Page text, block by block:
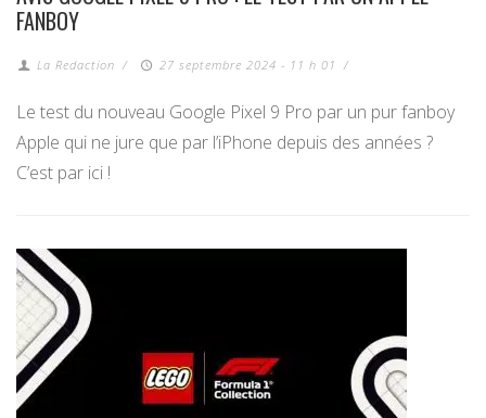
FANBOY
La Redaction / 27 septembre 2024 - 11 h 01 /
Le test du nouveau Google Pixel 9 Pro par un pur fanboy
Apple qui ne jure que par l’iPhone depuis des années ?
C’est par ici !